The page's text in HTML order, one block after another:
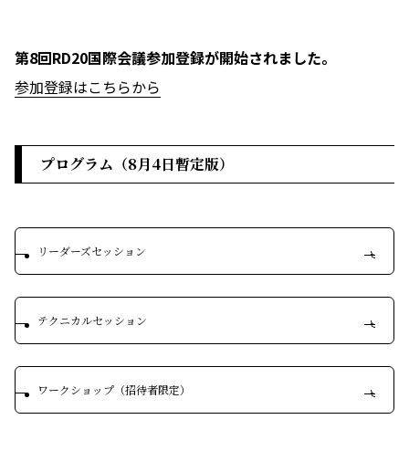
第8回RD20国際会議参加登録が開始されました。
参加登録はこちらから
プログラム（8月4日暫定版）
リーダーズセッション
テクニカルセッション
ワークショップ（招待者限定）